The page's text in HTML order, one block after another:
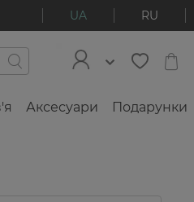
UA RU
Аксесуари Подарунки